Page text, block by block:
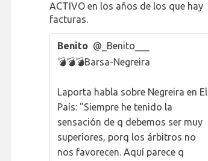
ACTIVO en los años de los que hay
facturas.
Benito @_Benito___
💣💣💣Barsa-Negreira
Laporta habla sobre Negreira en El
País: "Siempre he tenido la
sensación de q debemos ser muy
superiores, porq los árbitros no
nos favorecen. Aquí parece q